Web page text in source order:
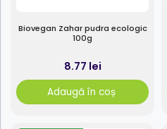
Biovegan Zahar pudra ecologic
100g
8.77 lei
Adaugă în coș